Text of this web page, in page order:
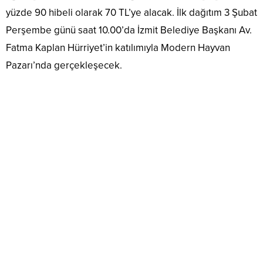
yüzde 90 hibeli olarak 70 TL’ye alacak. İlk dağıtım 3 Şubat
Perşembe günü saat 10.00’da İzmit Belediye Başkanı Av.
Fatma Kaplan Hürriyet’in katılımıyla Modern Hayvan
Pazarı’nda gerçekleşecek.